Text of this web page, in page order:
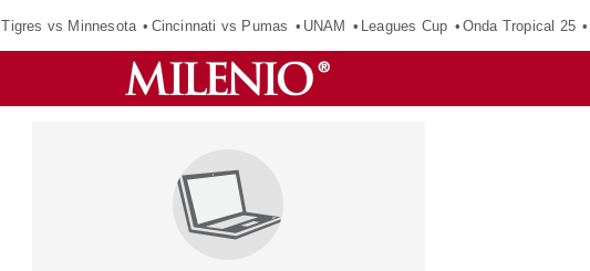
Tigres vs Minnesota Cincinnati vs Pumas UNAM Leagues Cup Onda Tropical 25